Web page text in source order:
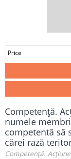
Price
Competenţă.
numele
competentă să
cărei rază
Competenţă.